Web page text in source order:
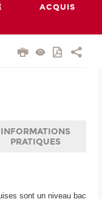
ACQUIS
INFORMATIONS
PRATIQUES
sont un niveau bac